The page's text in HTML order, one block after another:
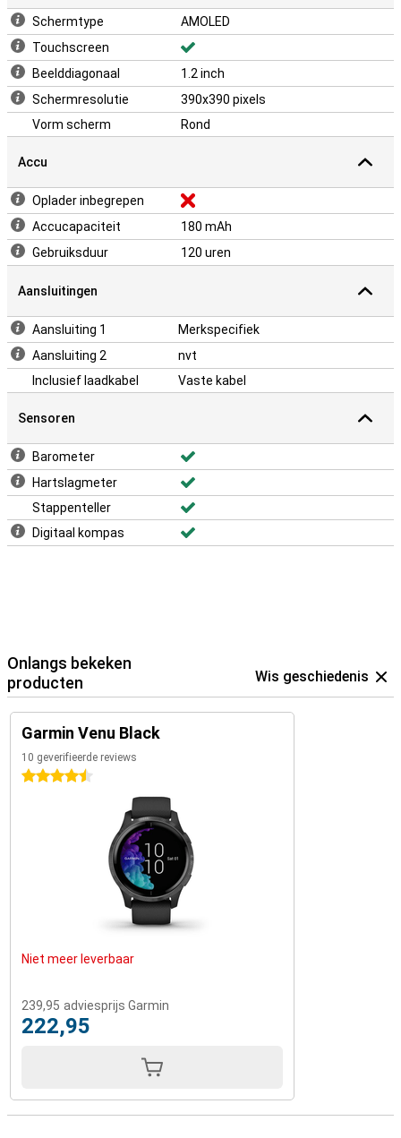
Schermtype
AMOLED
Touchscreen
Beelddiagonaal
1.2 inch
Schermresolutie
390x390 pixels
Vorm scherm
Rond
Accu
Oplader inbegrepen
Accucapaciteit
180 mAh
Gebruiksduur
120 uren
Aansluitingen
Aansluiting 1
Merkspecifiek
Aansluiting 2
nvt
Inclusief laadkabel
Vaste kabel
Sensoren
Barometer
Hartslagmeter
Stappenteller
Digitaal kompas
Onlangs bekeken
producten
Wis geschiedenis
Garmin Venu Black
10 geverifieerde reviews
4.5 sterren
Niet meer leverbaar
239,95 adviesprijs Garmin
222,95